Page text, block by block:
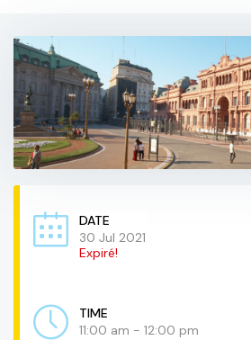
DATE
30 Jul 2021
Expiré!
TIME
11:00 am - 12:00 pm